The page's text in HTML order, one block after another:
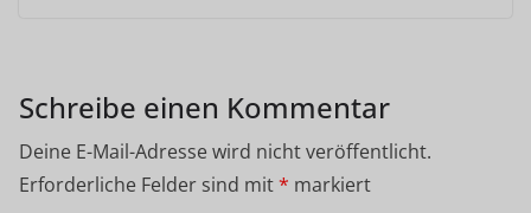
Schreibe einen Kommentar
Deine E-Mail-Adresse wird nicht veröffentlicht.
Erforderliche Felder sind mit* markiert